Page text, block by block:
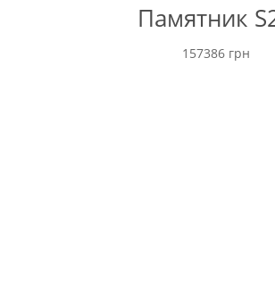
Памятник
157386 грн